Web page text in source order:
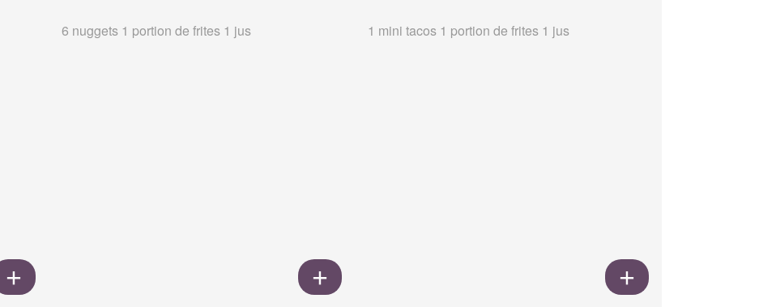
6 nuggets 1 portion de frites 1 jus 1 mini tacos 1 portion de frites 1 jus